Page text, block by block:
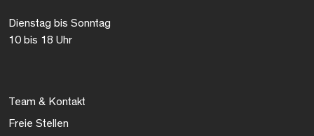
Dienstag bis Sonntag
10 bis 18 Uhr
Team & Kontakt
Freie Stellen